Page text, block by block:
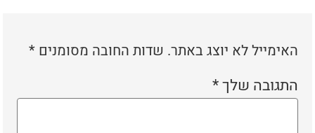
האימייל לא יוצג באתר. שדות החובה מסומנים*
התגובה שלך*